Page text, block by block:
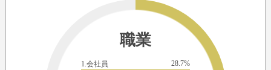
職業
1.会社員
28.7%